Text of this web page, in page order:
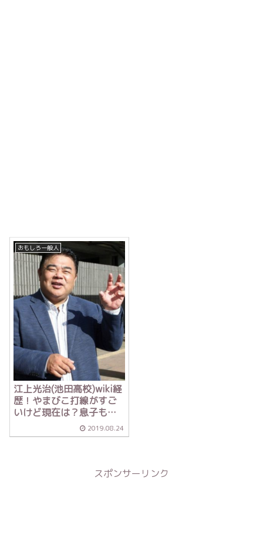
おもしろ一般人
江上光治(池田高校)wiki経
歴！やまびこ打線がすご
いけど現在は？息子も甲
子園へ？【バース・デ
イ】
2019.08.24
スポンサーリンク